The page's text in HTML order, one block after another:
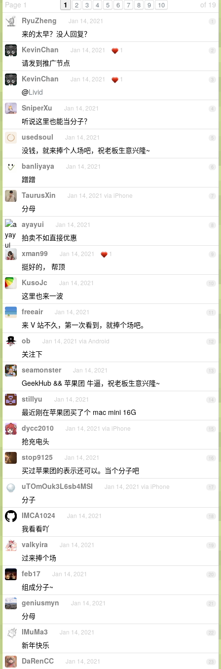
Page 1 of 19
1 2 3 4 5 6 7 8 9 10
1
RyuZheng Jan 14, 2021
来的太早？没人回复？
2
KevinChan Jan 14, 2021 1
请发到推广节点
3
KevinChan Jan 14, 2021 1
@Livid
4
SniperXu Jan 14, 2021
听说这里也能当分子？
5
usedsoul Jan 14, 2021
没钱，就来捧个人场吧，祝老板生意兴隆~
6
banliyaya Jan 14, 2021
蹭蹭
7
TaurusXin Jan 14, 2021 via iPhone
分母
8
ayayui Jan 14, 2021
拍卖不如直接优惠
9
xman99 Jan 14, 2021 1
挺好的， 帮顶
10
KusoJc Jan 14, 2021
这里也来一波
11
freeair Jan 14, 2021
来 V 站不久，第一次看到，就捧个场吧。
12
ob Jan 14, 2021 via Android
关注下
13
seamonster Jan 14, 2021
GeekHub && 苹果团 牛逼，祝老板生意兴隆~
14
stillyu Jan 14, 2021
最近刚在苹果团买了个 mac mini 16G
15
dycc2010 Jan 14, 2021 via iPhone
抢充电头
16
stop9125 Jan 14, 2021
买过苹果团的表示还可以。当个分子吧
17
uTOmOuk3L6sb4MSI Jan 14, 2021 via iPhone
分子
18
IMCA1024 Jan 14, 2021
我看看吖
19
valkyira Jan 14, 2021
过来捧个场
20
feb17 Jan 14, 2021
组成分子~
21
geniusmyn Jan 14, 2021
分母
22
IMuMa3 Jan 14, 2021
新年快乐
23
DaRenCC Jan 14, 2021